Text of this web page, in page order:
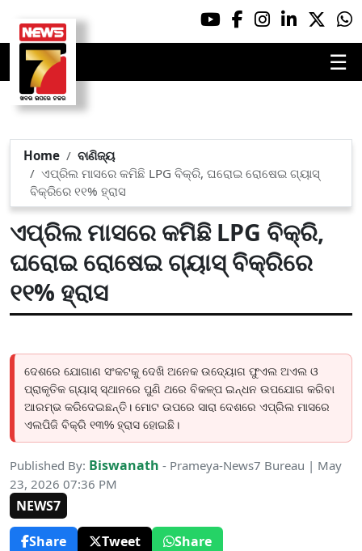
☰
Home
ବାଣିଜ୍ୟ
ଏପ୍ରିଲ ମାସରେ କମିଛି LPG ବିକ୍ରି, ଘରୋଇ ରୋଷେଇ ଗ୍ୟାସ୍
ବିକ୍ରିରେ ୧୧% ହ୍ରାସ
ଏପ୍ରିଲ ମାସରେ କମିଛି LPG ବିକ୍ରି,
ଘରୋଇ ରୋଷେଇ ଗ୍ୟାସ୍ ବିକ୍ରିରେ
୧୧% ହ୍ରାସ
ଦେଶରେ ଯୋଗାଣ ସଂକଟକୁ ଦେଖି ଅନେକ ଉଦ୍ୟୋଗ ଫୁଏଲ ଅଏଲ ଓ
ପ୍ରାକୃତିକ ଗ୍ୟାସ୍ ସ୍ଥାନରେ ପୁଣି ଥରେ ବିକଳ୍ପ ଇନ୍ଧନ ଉପଯୋଗ କରିବା
ଆରମ୍ଭ କରିଦେଇଛନ୍ତି। ମୋଟ ଉପରେ ସାରା ଦେଶରେ ଏପ୍ରିଲ ମାସରେ
ଏଲପିଜି ବିକ୍ରି ୧୩% ହ୍ରାସ ହୋଇଛି।
Published By: Biswanath - Prameya-News7 Bureau | May
23, 2026 07:36 PM
NEWS7
Share
Tweet Share